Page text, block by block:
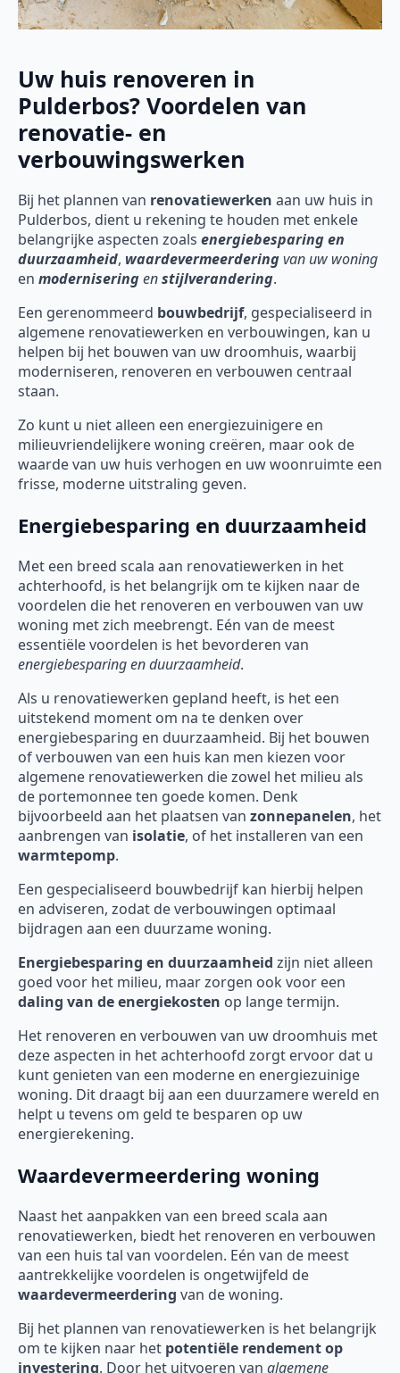
Uw huis renoveren in
Pulderbos? Voordelen van
renovatie- en
verbouwingswerken
Bij het plannen van renovatiewerken aan uw huis in
Pulderbos, dient u rekening te houden met enkele
belangrijke aspecten zoals energiebesparing en
duurzaamheid, waardevermeerderingvan uw woning
en moderniseringenstijlverandering.
Een gerenommeerd bouwbedrijf, gespecialiseerd in
algemene renovatiewerken en verbouwingen, kan u
helpen bij het bouwen van uw droomhuis, waarbij
moderniseren, renoveren en verbouwen centraal
staan.
Zo kunt u niet alleen een energiezuinigere en
milieuvriendelijkere woning creëren, maar ook de
waarde van uw huis verhogen en uw woonruimte een
frisse, moderne uitstraling geven.
Energiebesparing en duurzaamheid
Met een breed scala aan renovatiewerken in het
achterhoofd, is het belangrijk om te kijken naar de
voordelen die het renoveren en verbouwen van uw
woning met zich meebrengt. Eén van de meest
essentiële voordelen is het bevorderen van
energiebesparing en duurzaamheid.
Als u renovatiewerken gepland heeft, is het een
uitstekend moment om na te denken over
energiebesparing en duurzaamheid. Bij het bouwen
of verbouwen van een huis kan men kiezen voor
algemene renovatiewerken die zowel het milieu als
de portemonnee ten goede komen. Denk
bijvoorbeeld aan het plaatsen van zonnepanelen, het
aanbrengen van isolatie, of het installeren van een
warmtepomp.
Een gespecialiseerd bouwbedrijf kan hierbij helpen
en adviseren, zodat de verbouwingen optimaal
bijdragen aan een duurzame woning.
Energiebesparing en duurzaamheid zijn niet alleen
goed voor het milieu, maar zorgen ook voor een
daling van de energiekosten op lange termijn.
Het renoveren en verbouwen van uw droomhuis met
deze aspecten in het achterhoofd zorgt ervoor dat u
kunt genieten van een moderne en energiezuinige
woning. Dit draagt bij aan een duurzamere wereld en
helpt u tevens om geld te besparen op uw
energierekening.
Waardevermeerdering woning
Naast het aanpakken van een breed scala aan
renovatiewerken, biedt het renoveren en verbouwen
van een huis tal van voordelen. Eén van de meest
aantrekkelijke voordelen is ongetwijfeld de
waardevermeerdering van de woning.
Bij het plannen van renovatiewerken is het belangrijk
om te kijken naar het potentiële rendement op
investering. Door het uitvoeren van algemene